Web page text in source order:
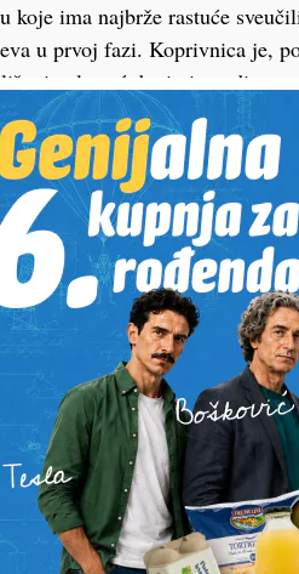
koje ima najbrže rastuće
u prvoj fazi. Koprivnica je,
imala već dugi niz godina.